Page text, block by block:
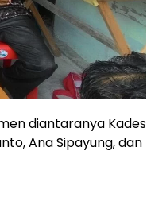
diantaranya Kades
Ana Sipayung, dan